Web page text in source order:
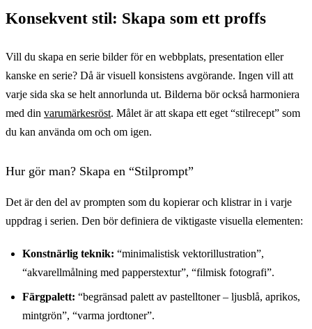
Konsekvent stil: Skapa som ett proffs
Vill du skapa en serie bilder för en webbplats, presentation eller
kanske en serie? Då är visuell konsistens avgörande. Ingen vill att
varje sida ska se helt annorlunda ut. Bilderna bör också harmoniera
med din varumärkesröst. Målet är att skapa ett eget “stilrecept” som
du kan använda om och om igen.
Hur gör man? Skapa en “Stilprompt”
Det är den del av prompten som du kopierar och klistrar in i varje
uppdrag i serien. Den bör definiera de viktigaste visuella elementen:
Konstnärlig teknik: “minimalistisk vektorillustration”,
“akvarellmålning med papperstextur”, “filmisk fotografi”.
Färgpalett: “begränsad palett av pastelltoner – ljusblå, aprikos,
mintgrön”, “varma jordtoner”.